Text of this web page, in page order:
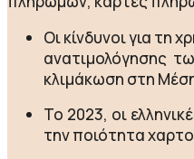
Οι κίνδυνοι για
ανατιμολόγησης
κλιμάκωση στη
Το 2023, οι
την ποιότητα